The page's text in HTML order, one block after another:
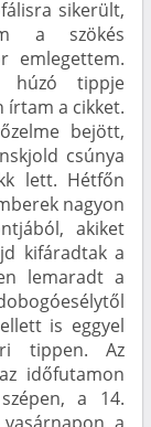
sikerült,
a szökés
emlegettem.
húzó tippje
írtam a cikket.
bejött,
csúnya
lett. Hétfőn
nagyon
akiket
kifáradtak a
lemaradt a
is eggyel
tippen. Az
időfutamon
a 14.